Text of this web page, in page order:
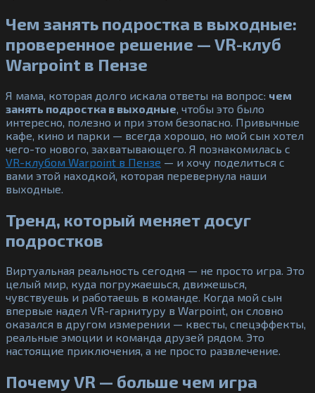
Чем занять подростка в выходные:
проверенное решение — VR-клуб
Warpoint в Пензе
Я мама, которая долго искала ответы на вопрос: чем
занять подростка в выходные , чтобы это было
интересно, полезно и при этом безопасно. Привычные
кафе, кино и парки — всегда хорошо, но мой сын хотел
чего-то нового, захватывающего. Я познакомилась с
VR-клубом Warpoint в Пензе — и хочу поделиться с
вами этой находкой, которая перевернула наши
выходные.
Тренд, который меняет досуг
подростков
Виртуальная реальность сегодня — не просто игра. Это
целый мир, куда погружаешься, движешься,
чувствуешь и работаешь в команде. Когда мой сын
впервые надел VR-гарнитуру в Warpoint, он словно
оказался в другом измерении — квесты, спецэффекты,
реальные эмоции и команда друзей рядом. Это
настоящие приключения, а не просто развлечение.
Почему VR — больше чем игра